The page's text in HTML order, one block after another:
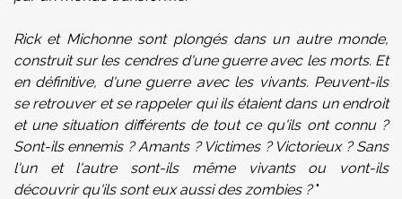
Rick et Michonne sont plongés dans un autre monde,
construit sur les cendres d'une guerre avec les morts. Et
en définitive, d'une guerre avec les vivants. Peuvent-ils
se retrouver et se rappeler qui ils étaient dans un endroit
et une situation différents de tout ce qu'ils ont connu ?
Sont-ils ennemis ? Amants ? Victimes ? Victorieux ? Sans
l'un et l'autre sont-ils même vivants ou vont-ils
découvrir qu'ils sont eux aussi des zombies ?"